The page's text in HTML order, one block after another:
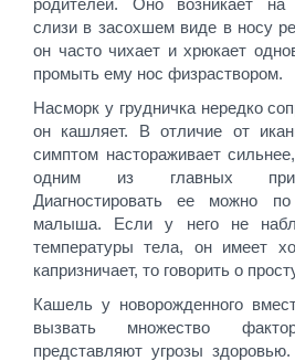
слизи в засохшем виде в носу
он часто чихает и хрюкает
промыть ему нос физраствором.
Насморк у грудничка нередко
он кашляет. В отличие от
симптом настораживает
одним из главных
Диагностировать ее можно
малыша. Если у него не
температуры тела, он имеет
капризничает, то говорить о
Кашель у новорожденного
вызвать множество
представляют угрозы